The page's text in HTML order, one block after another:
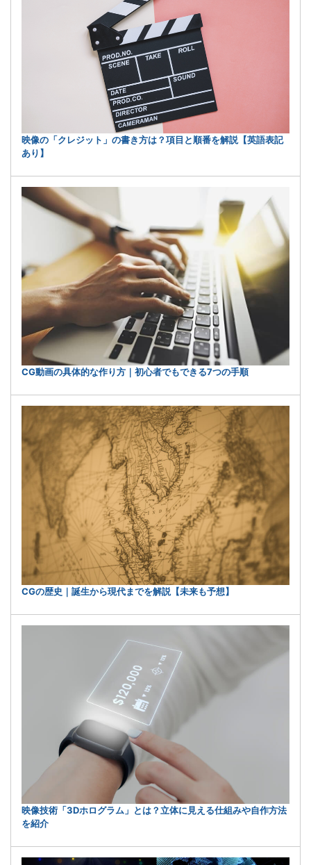
映像の「クレジット」の書き方は？項目と順番を解説【英語表記
あり】
CG動画の具体的な作り方｜初心者でもできる7つの手順
CGの歴史｜誕生から現代までを解説【未来も予想】
映像技術「3Dホログラム」とは？立体に見える仕組みや自作方法
を紹介